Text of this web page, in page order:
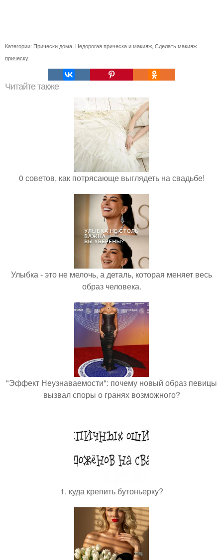
Категории: Прически дома Недорогая прическа и макияж Сделать макияж
прическу
Читайте также
0 советов, как потрясающе выглядеть на свадьбе!
Улыбка - это не мелочь, а деталь, которая меняет весь
образ человека.
"Эффект Неузнаваемости": почему новый образ певицы
вызвал споры о гранях возможного?
1. куда крепить бутоньерку?